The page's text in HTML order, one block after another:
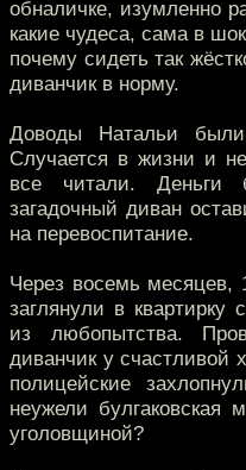
обналичке, изумленно
какие чудеса, сама в
почему сидеть так
диванчик в норму.
Доводы Натальи
Случается в жизни и
все читали.
загадочный диван
на перевоспитание.
Через восемь месяцев,
заглянули в
из любопытства.
диванчик у счастливой
полицейские
неужели булгаковская
уголовщиной?